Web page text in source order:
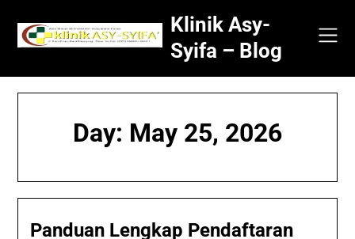
content
Klinik Asy-
Syifa – Blog
Day: May 25, 2026
Panduan Lengkap Pendaftaran